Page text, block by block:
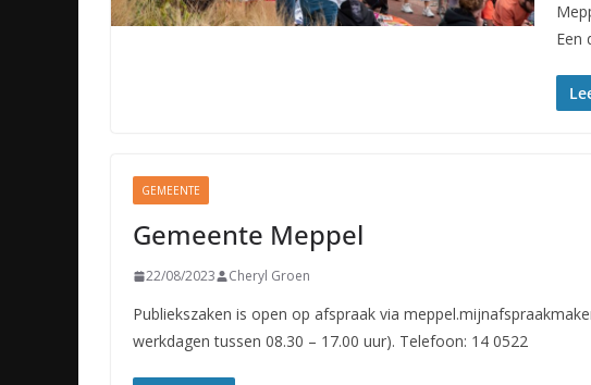
Een
GEMEENTE
Gemeente Meppel
22/08/2023 Cheryl Groen
Publiekszaken is open op afspraak via
werkdagen tussen 08.30 – 17.00 uur). Telefoon: 14 0522